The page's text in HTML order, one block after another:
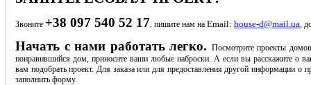
Звоните +38 097 540 52 17 , пишите нам на Email: house-d@mail.ua ,
Начать с нами работать легко. Посмотрите проекты
понравившийся дом, приносите ваши любые наброски. А если вы расскажите о
вам подобрать проект. Для заказа или для предоставления другой информации о
заполнить форму.